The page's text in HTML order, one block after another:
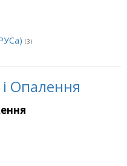
(3)
Опалення